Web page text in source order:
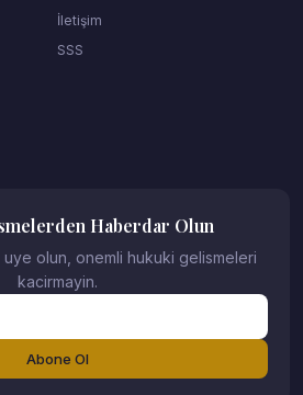
İletişim
SSS
Haberdar Olun
olun, onemli hukuki gelismeleri
kacirmayin.
Abone Ol